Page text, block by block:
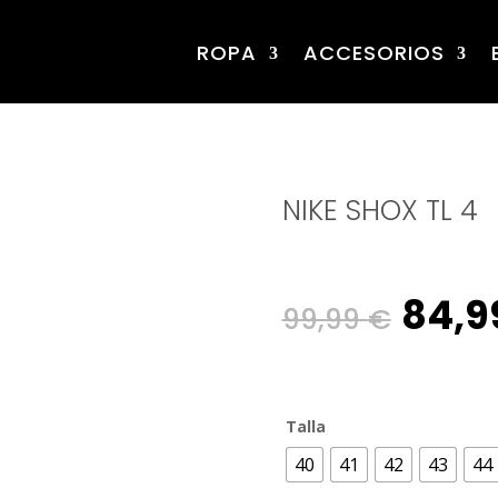
ROPA ACCESORIOS
NIKE SHOX TL 4
99,99€
was:
Talla
40 41 42 43 44